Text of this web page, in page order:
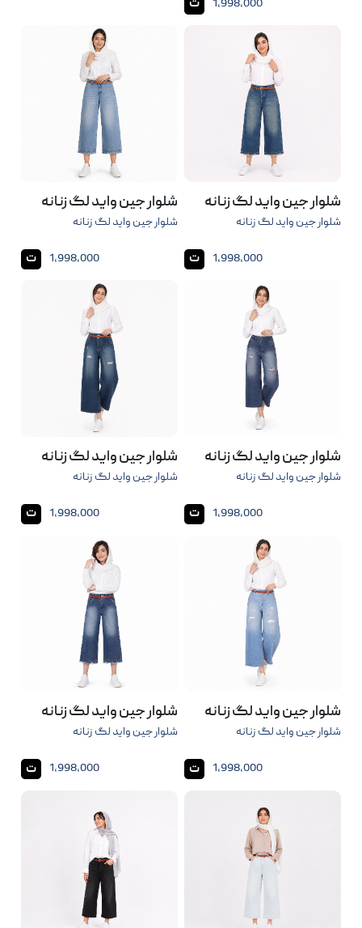
1,998,000 ت
شلوار جین واید لگ زنانه
شلوار جین واید لگ زنانه
1,998,000 ت
شلوار جین واید لگ زنانه
شلوار جین واید لگ زنانه
1,998,000 ت
شلوار جین واید لگ زنانه
شلوار جین واید لگ زنانه
1,998,000 ت
شلوار جین واید لگ زنانه
شلوار جین واید لگ زنانه
1,998,000 ت
شلوار جین واید لگ زنانه
شلوار جین واید لگ زنانه
1,998,000 ت
شلوار جین واید لگ زنانه
شلوار جین واید لگ زنانه
1,998,000 ت